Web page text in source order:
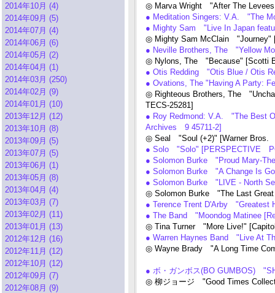
2014年10月 (4)
2014年09月 (5)
2014年07月 (4)
2014年06月 (6)
2014年05月 (2)
2014年04月 (1)
2014年03月 (250)
2014年02月 (9)
2014年01月 (10)
2013年12月 (12)
2013年10月 (8)
2013年09月 (5)
2013年07月 (5)
2013年06月 (1)
2013年05月 (8)
2013年04月 (4)
2013年03月 (7)
2013年02月 (11)
2013年01月 (13)
2012年12月 (16)
2012年11月 (12)
2012年10月 (12)
2012年09月 (7)
2012年08月 (9)
◎ Marva Wright "After The
● Meditation Singers: V.A. "The
● Mighty Sam "Live In Japan
◎ Mighty Sam McClain "Journey"
● Neville Brothers, The "Yellow
◎ Nylons, The "Because" [Scotti
● Otis Redding "Otis Blue / Otis
● Ovations, The "Having A Party:
◎ Righteous Brothers, The
TECS-25281]
● Roy Redmond: V.A. "The Best
Archives 9 45711-2]
◎ Seal "Soul (+2)" [Warner Bros.
● Solo "Solo" [PERSPECTIVE
● Solomon Burke "Proud Mary-
● Solomon Burke "A Change Is
● Solomon Burke "LIVE - North
◎ Solomon Burke "The Last Great
● Terence Trent D'Arby "Greatest
● The Band "Moondog Matinee
◎ Tina Turner "More Live!"
● Warren Haynes Band "Live At
◎ Wayne Brady "A Long Time
● ボ・ガンボス(BO GUMBOS)
◎ 柳ジョージ "Good Times